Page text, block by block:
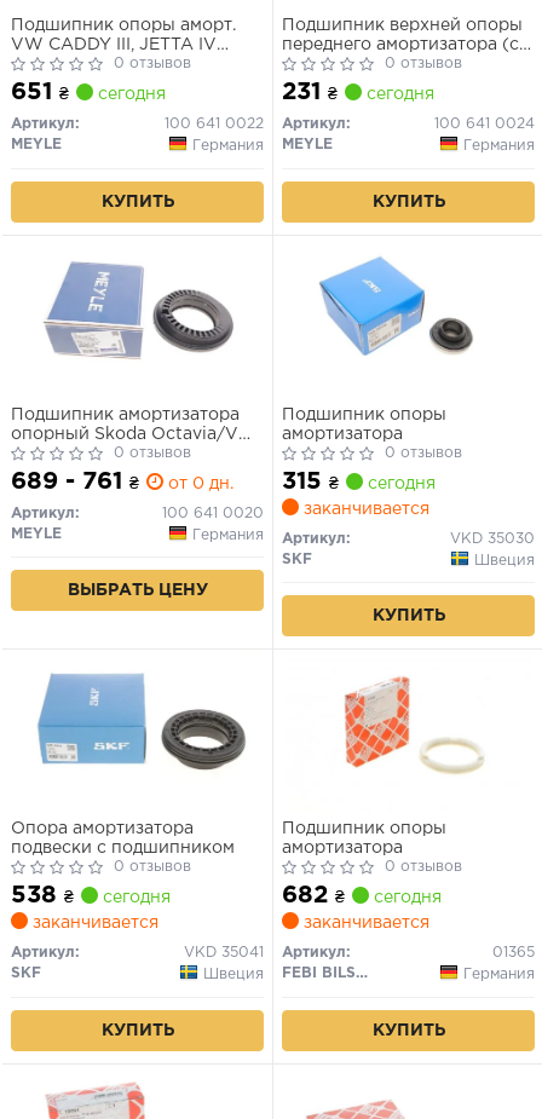
Подшипник опоры аморт.
VW CADDY III, JETTA IV
передн. (пр-во MEYLE)
0 отзывов
651 ₴ сегодня
Артикул:
100 641 0022
MEYLE
Германия
КУПИТЬ
Подшипник верхней опоры
переднего амортизатора (с
буртиком) VW 92-
0 отзывов
231 ₴ сегодня
Артикул:
100 641 0024
MEYLE
Германия
КУПИТЬ
Подшипник амортизатора
опорный Skoda Octavia/VW
Passat/ Golf VII 12-
0 отзывов
689 - 761 ₴ от 0 дн.
Артикул:
100 641 0020
MEYLE
Германия
ВЫБРАТЬ ЦЕНУ
Подшипник опоры
амортизатора
0 отзывов
315 ₴
сегодня
заканчивается
Артикул:
VKD 35030
SKF
Швеция
КУПИТЬ
Опора амортизатора
подвески с подшипником
0 отзывов
538 ₴
сегодня
заканчивается
Артикул:
VKD 35041
SKF
Швеция
КУПИТЬ
Подшипник опоры
амортизатора
0 отзывов
682 ₴
сегодня
заканчивается
Артикул:
01365
FEBI BILSTEIN
Германия
КУПИТЬ